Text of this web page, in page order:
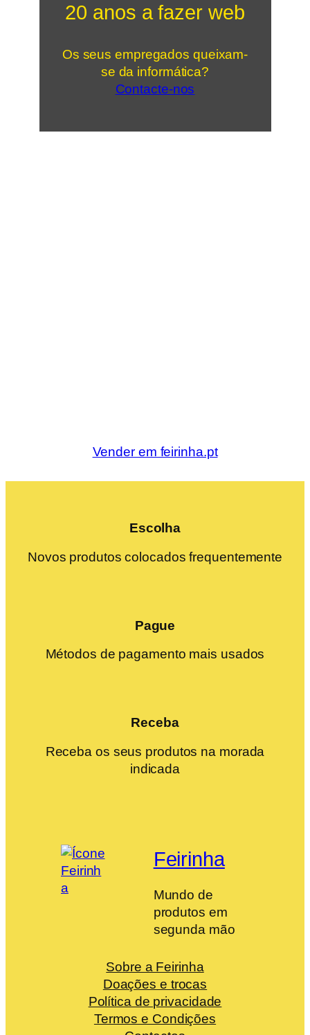
20 anos a fazer web
Os seus empregados queixam-
se da informática?
Contacte-nos
Vender em feirinha.pt
Escolha
Novos produtos colocados frequentemente
Pague
Métodos de pagamento mais usados
Receba
Receba os seus produtos na morada
indicada
Feirinha
Mundo de
produtos em
segunda mão
Sobre a Feirinha
Doações e trocas
Política de privacidade
Termos e Condições